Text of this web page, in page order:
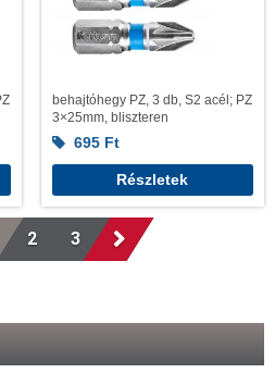
behajtóhegy PZ, 3 db, S2 acél; PZ
3×25mm, bliszteren
695 Ft
Részletek
2 3